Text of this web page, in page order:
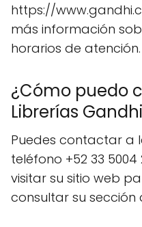
https://
más información
horarios de atención.
¿Cómo puedo
Librerías
Puedes contactar a
teléfono +52 33
visitar su sitio web
consultar su